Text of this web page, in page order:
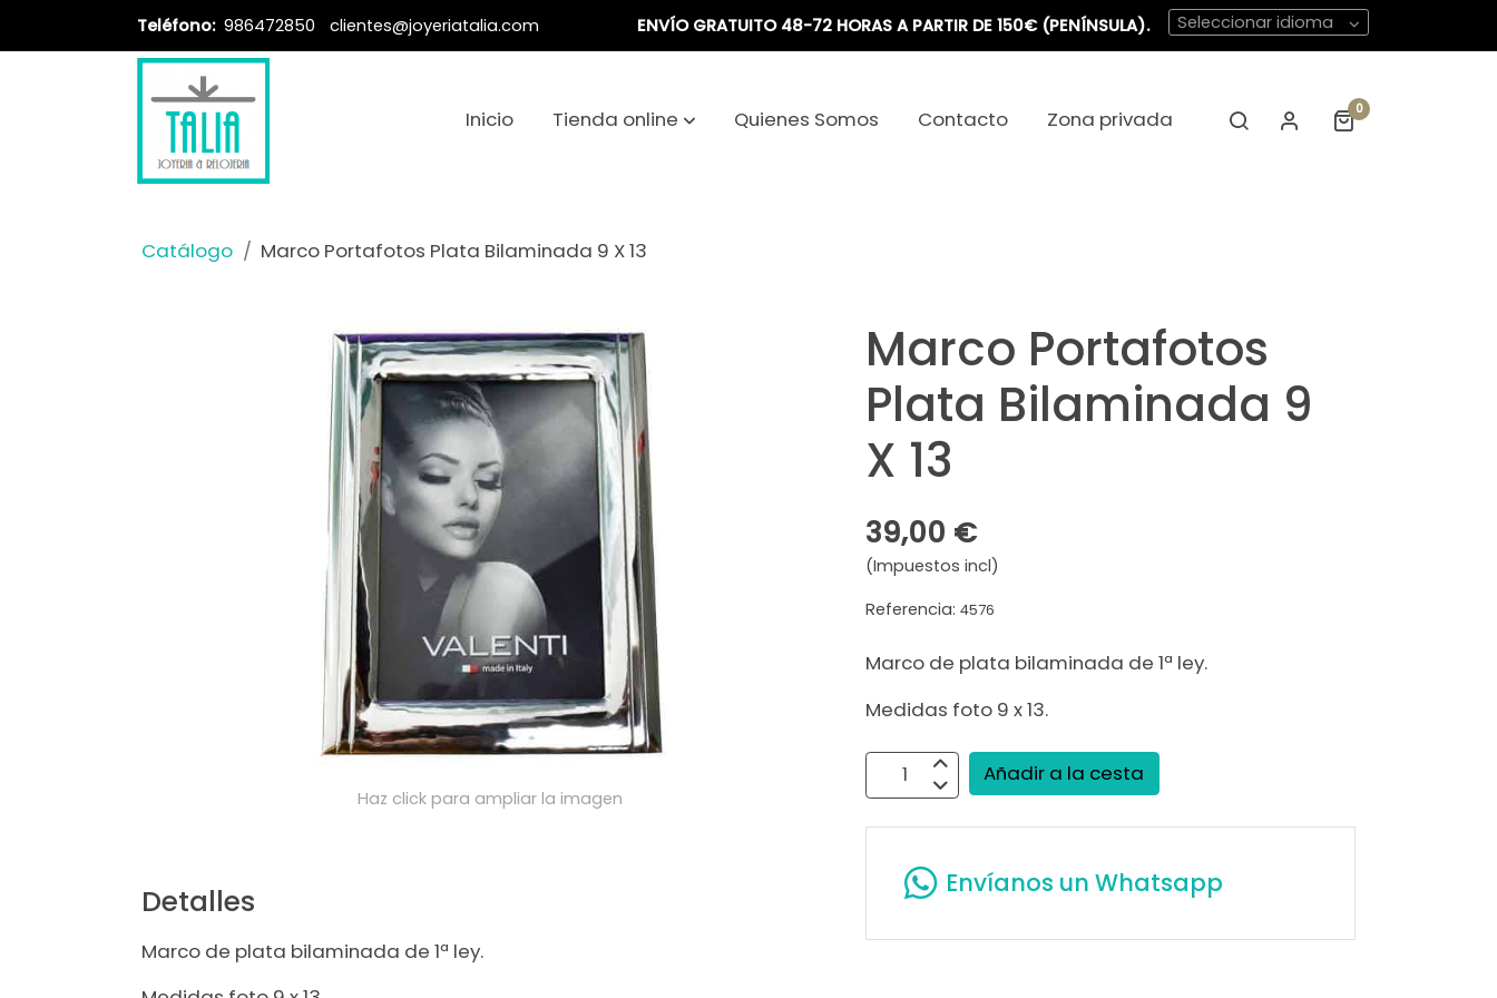
Teléfono: 986472850 clientes@joyeriatalia.com ENVÍO GRATUITO 48-72 HORAS A PARTIR DE 150€ (PENÍNSULA). Seleccionar idioma
Inicio Tienda online Quienes Somos Contacto Zona privada 0
Catálogo Marco Portafotos Plata Bilaminada 9 X 13
Haz click para ampliar la imagen
Detalles
Marco de plata bilaminada de 1ª ley.
Marco Portafotos
Plata Bilaminada 9
X 13
39,00 €
(Impuestos incl)
Referencia:4576
Marco de plata bilaminada de 1ª ley.
Medidas foto 9 x 13.
Añadir a la cesta
Envíanos un Whatsapp